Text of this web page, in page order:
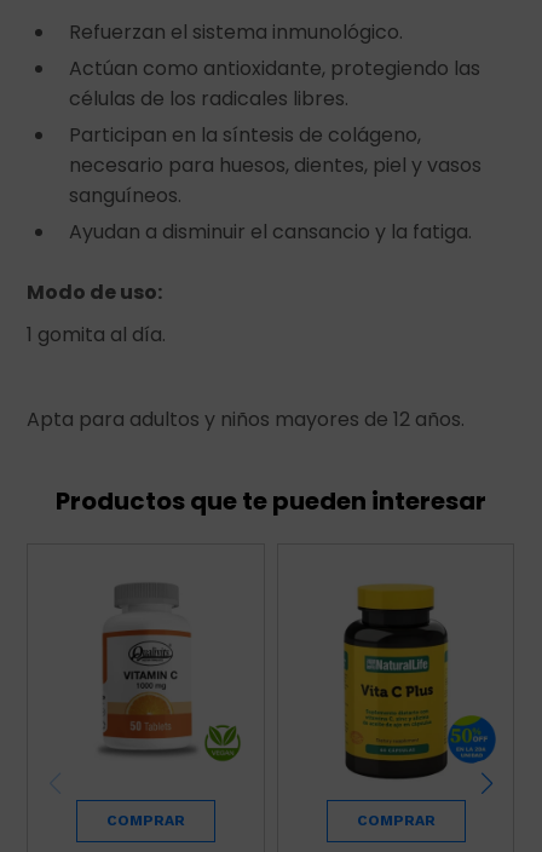
Refuerzan el sistema inmunológico.
Actúan como antioxidante, protegiendo las
células de los radicales libres.
Participan en la síntesis de colágeno,
necesario para huesos, dientes, piel y vasos
sanguíneos.
Ayudan a disminuir el cansancio y la fatiga.
Modo de uso:
1 gomita al día.
Apta para adultos y niños mayores de 12 años.
Productos que te pueden interesar